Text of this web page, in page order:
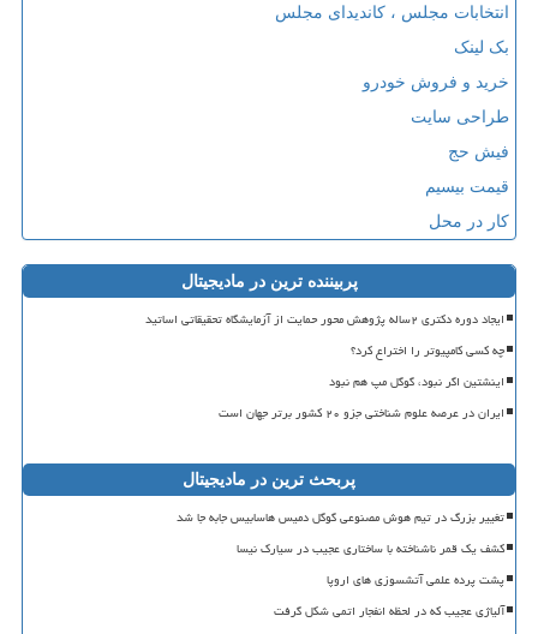
انتخابات مجلس ، کاندیدای مجلس
بک لینک
خرید و فروش خودرو
طراحی سایت
فیش حج
قیمت بیسیم
کار در محل
پربیننده ترین در مادیجیتال
ایجاد دوره دکتری ۲ساله پژوهش محور حمایت از آزمایشگاه تحقیقاتی اساتید
چه کسی کامپیوتر را اختراع کرد؟
اینشتین اگر نبود، گوگل مپ هم نبود
ایران در عرصه علوم شناختی جزو ۲۰ کشور برتر جهان است
پربحث ترین در مادیجیتال
تغییر بزرگ در تیم هوش مصنوعی گوگل دمیس هاسابیس جابه جا شد
کشف یک قمر ناشناخته با ساختاری عجیب در سیارک نیسا
پشت پرده علمی آتشسوزی های اروپا
آلیاژی عجیب که در لحظه انفجار اتمی شکل گرفت